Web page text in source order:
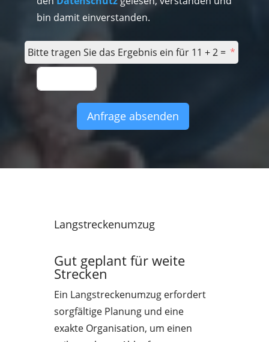
bin damit einverstanden.
Bitte tragen Sie das Ergebnis ein für 11 + 2 =
Anfrage absenden
Langstreckenumzug
Gut geplant für weite
Strecken
Ein Langstreckenumzug erfordert
sorgfältige Planung und eine
exakte Organisation, um einen